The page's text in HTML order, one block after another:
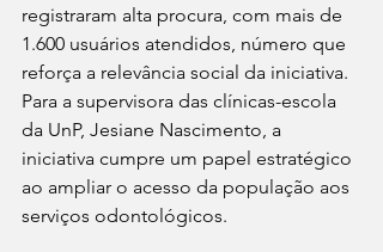
registraram alta procura, com mais de
1.600 usuários atendidos, número que
reforça a relevância social da iniciativa.
Para a supervisora das clínicas-escola
da UnP, Jesiane Nascimento, a
iniciativa cumpre um papel estratégico
ao ampliar o acesso da população aos
serviços odontológicos.